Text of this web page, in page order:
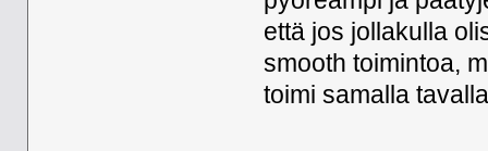
että jos jollakulla
smooth toimintoa,
toimi samalla